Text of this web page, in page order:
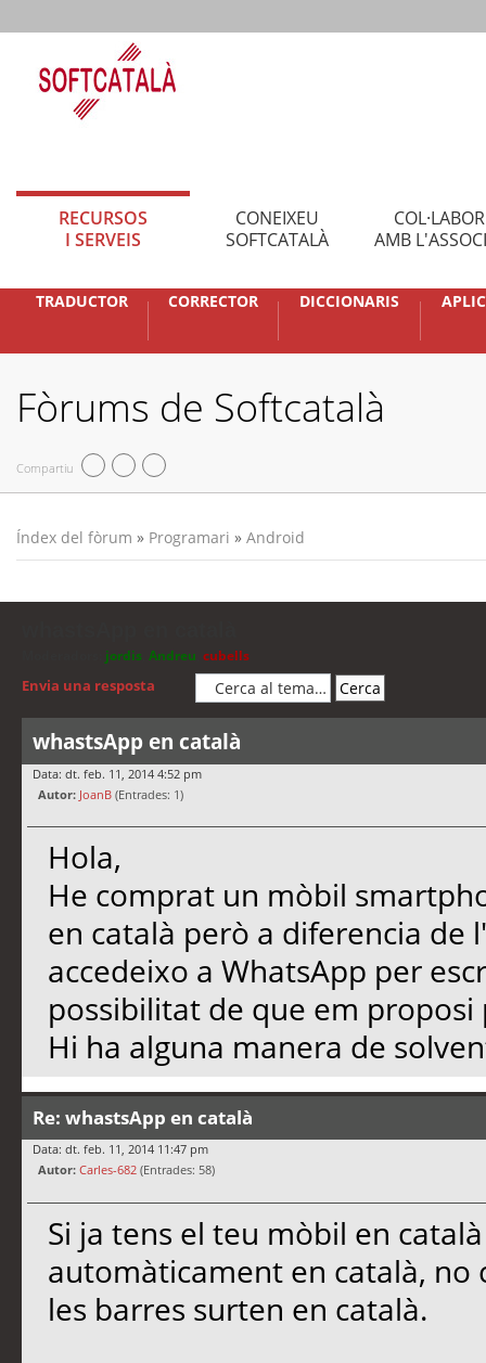
RECURSOS
I SERVEIS
CONEIXEU
SOFTCATALÀ
AMB
TRADUCTOR CORRECTOR DICCIONARIS
Fòrums de Softcatalà
Compartiu
Índex del fòrum » Programari » Android
jordis Andreu cubells
Envia una resposta
whastsApp en català
Data: dt. feb. 11, 2014 4:52 pm
Autor: JoanB (Entrades: 1)
Hola,
He comprat un mòbil
en català però a diferencia
accedeixo a WhatsApp per
possibilitat de que em proposi
Hi ha alguna manera de
Re: whastsApp en català
Data: dt. feb. 11, 2014 11:47 pm
Autor: Carles-682 (Entrades: 58)
Si ja tens el teu mòbil en
automàticament en català, no
les barres surten en català.